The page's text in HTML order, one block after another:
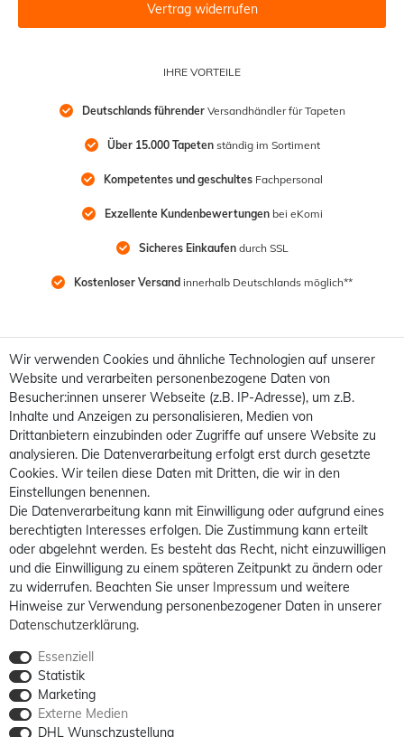
IHRE VORTEILE
Deutschlands führender Versandhändler für Tapeten
Über 15.000 Tapeten ständig im Sortiment
Kompetentes und geschultes Fachpersonal
Exzellente Kundenbewertungen bei eKomi
Sicheres Einkaufen durch SSL
Kostenloser Versand innerhalb Deutschlands möglich**
Vertrag widerrufen
Wir verwenden Cookies und ähnliche Technologien auf unserer
Website und verarbeiten personenbezogene Daten von
Besucher:innen unserer Webseite (z.B. IP-Adresse), um z.B.
Inhalte und Anzeigen zu personalisieren, Medien von
Drittanbietern einzubinden oder Zugriffe auf unsere Website zu
analysieren. Die Datenverarbeitung erfolgt erst durch gesetzte
Cookies. Wir teilen diese Daten mit Dritten, die wir in den
Einstellungen benennen.
Die Datenverarbeitung kann mit Einwilligung oder aufgrund eines
berechtigten Interesses erfolgen. Die Zustimmung kann erteilt
oder abgelehnt werden. Es besteht das Recht, nicht einzuwilligen
und die Einwilligung zu einem späteren Zeitpunkt zu ändern oder
zu widerrufen. Beachten Sie unser Impressum und weitere
Hinweise zur Verwendung personenbezogener Daten in unserer
Daten­schutz­erklärung.
Essenziell
Statistik
Marketing
Externe Medien
DHL Wunschzustellung